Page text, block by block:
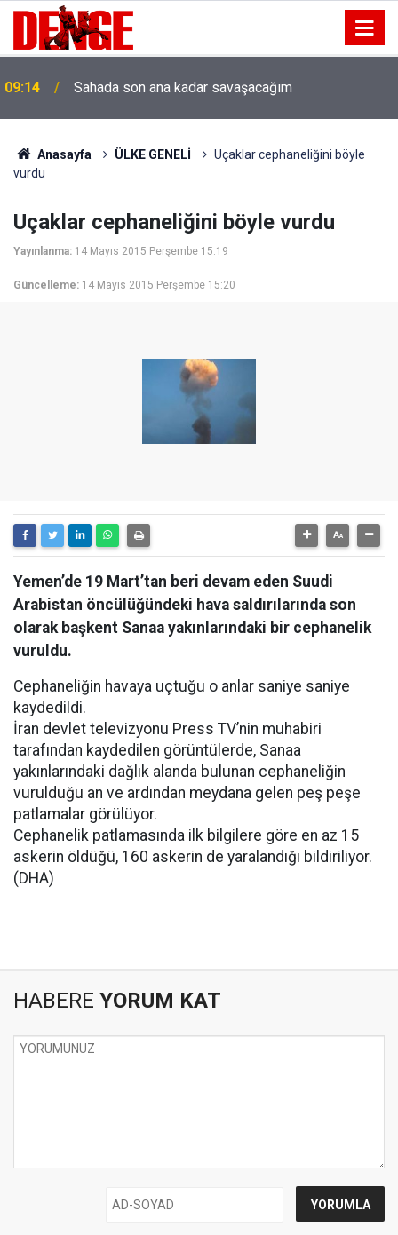
09:14 Sahada son ana kadar savaşacağım
Anasayfa ÜLKE GENELİ
Uçaklar cephaneliğini böyle
vurdu
Uçaklar cephaneliğini böyle vurdu
Yayınlanma: 14 Mayıs 2015 Perşembe 15:19
Güncelleme: 14 Mayıs 2015 Perşembe 15:20
Yemen’de 19 Mart’tan beri devam eden Suudi
Arabistan öncülüğündeki hava saldırılarında son
olarak başkent Sanaa yakınlarındaki bir cephanelik
vuruldu.
Cephaneliğin havaya uçtuğu o anlar saniye saniye
kaydedildi.
İran devlet televizyonu Press TV’nin muhabiri
tarafından kaydedilen görüntülerde, Sanaa
yakınlarındaki dağlık alanda bulunan cephaneliğin
vurulduğu an ve ardından meydana gelen peş peşe
patlamalar görülüyor.
Cephanelik patlamasında ilk bilgilere göre en az 15
askerin öldüğü, 160 askerin de yaralandığı bildiriliyor.
(DHA)
HABERE YORUM KAT